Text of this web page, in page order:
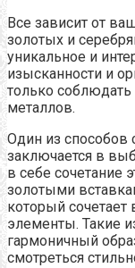
Все зависит от
золотых и
уникальное и
изысканности и
только
металлов.
Один из способов
заключается в
в себе сочетание
золотыми
который
элементы. Такие
гармоничный
смотреться